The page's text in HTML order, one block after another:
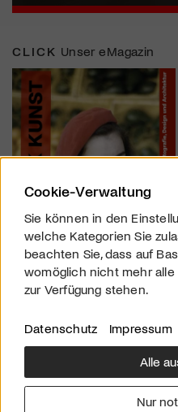
CLICK Unser eMagazin
Über uns
Cookie-Verwaltung
Sie können in den
welche Kategorien Sie
beachten Sie, dass auf
womöglich nicht mehr
zur Verfügung stehen.
Datenschutz Impressum
Alle
Nur